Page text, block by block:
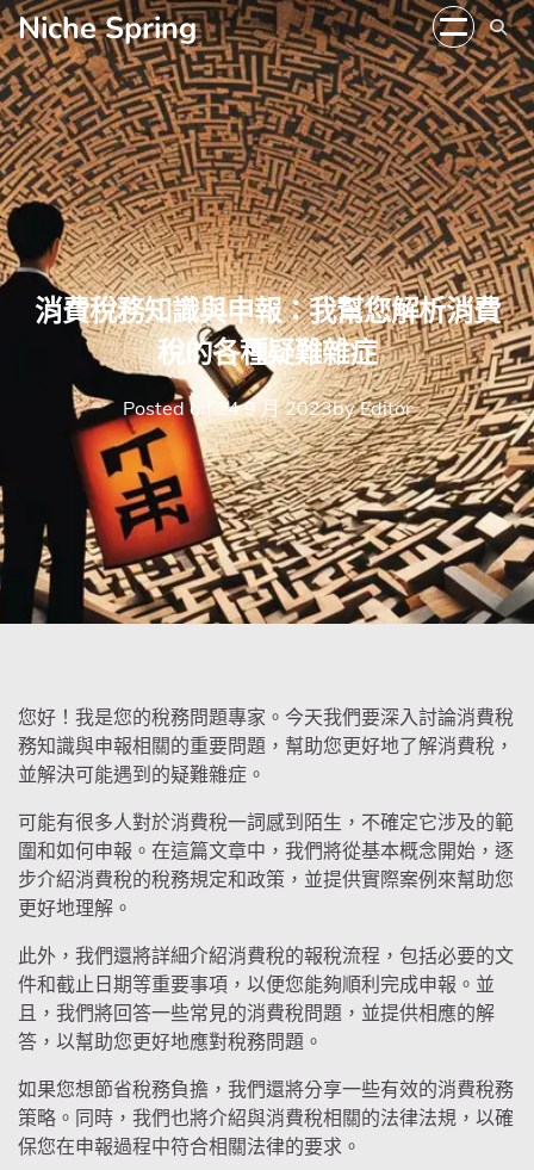
Skip
to
content
Niche Spring
消費稅務知識與申報：我幫您解析消費
稅的各種疑難雜症
Posted on 24 9 月 2023byEditor
您好！我是您的稅務問題專家。今天我們要深入討論消費稅
務知識與申報相關的重要問題，幫助您更好地了解消費稅，
並解決可能遇到的疑難雜症。
可能有很多人對於消費稅一詞感到陌生，不確定它涉及的範
圍和如何申報。在這篇文章中，我們將從基本概念開始，逐
步介紹消費稅的稅務規定和政策，並提供實際案例來幫助您
更好地理解。
此外，我們還將詳細介紹消費稅的報稅流程，包括必要的文
件和截止日期等重要事項，以便您能夠順利完成申報。並
且，我們將回答一些常見的消費稅問題，並提供相應的解
答，以幫助您更好地應對稅務問題。
如果您想節省稅務負擔，我們還將分享一些有效的消費稅務
策略。同時，我們也將介紹與消費稅相關的法律法規，以確
保您在申報過程中符合相關法律的要求。